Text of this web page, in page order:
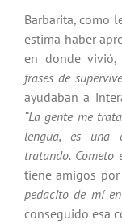
Barbarita, como
estima haber
en donde vivió,
frases de
ayudaban a
“La gente me
lengua, es una
tratando. Cometo
tiene amigos
pedacito de mí en
conseguido esa